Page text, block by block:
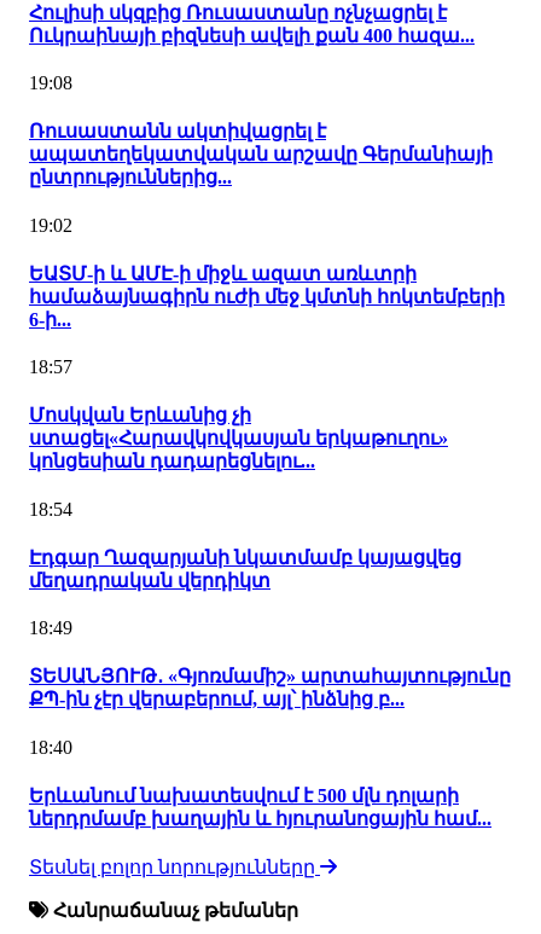
Հուլիսի սկզբից Ռուսաստանը ոչնչացրել է
Ուկրաինայի բիզնեսի ավելի քան 400 հազա...
19:08
Ռուսաստանն ակտիվացրել է
ապատեղեկատվական արշավը Գերմանիայի
ընտրություններից...
19:02
ԵԱՏՄ-ի և ԱՄԷ-ի միջև ազատ առևտրի
համաձայնագիրն ուժի մեջ կմտնի հոկտեմբերի
6-ի...
18:57
Մոսկվան Երևանից չի
ստացել«Հարավկովկասյան երկաթուղու»
կոնցեսիան դադարեցնելու...
18:54
Էդգար Ղազարյանի նկատմամբ կայացվեց
մեղադրական վերդիկտ
18:49
ՏԵՍԱՆՅՈՒԹ․ «Գյոռմամիշ» արտահայտությունը
ՔՊ-ին չէր վերաբերում, այլ՝ ինձնից բ...
18:40
Երևանում նախատեսվում է 500 մլն դոլարի
ներդրմամբ խաղային և հյուրանոցային համ...
Տեսնել բոլոր նորությունները
Հանրաճանաչ թեմաներ